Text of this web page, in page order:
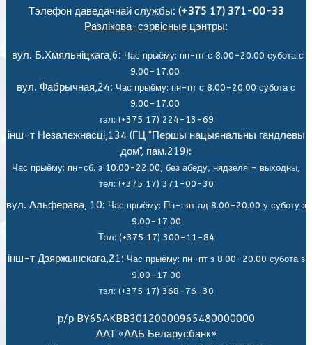
Тэлефон даведачнай службы: (+375 17) 371-00-33
Разлікова-сэрвісные цэнтры:
вул. Б.Хмяльніцкага,6: Час прыёму: пн-пт с 8.00-20.00 субота с
9.00-17.00
вул. Фабрычная,24: Час прыёму: пн-пт с 8.00-20.00 субота с
9.00-17.00
тэл: (+375 17) 224-13-69
інш-т Незалежнасці,134 (ГЦ "Першы нацыянальны гандлёвы
дом", пам.219):
Час прыёму: пн-сб. з 10.00-22.00, без абеду, нядзеля - выходны,
тел: (+375 17) 371-00-30
вул. Альферава, 10: Час прыёму: Пн-пят ад 8.00-20.00 у суботу з
9.00-17.00
Тэл: (+375 17) 300-11-84
інш-т Дзяржынскага,21: Час прыёму: пн-пт з 8.00-20.00 субота з
9.00-17.00
тэл: (+375 17) 368-76-30
р/р BY65AKBB30120000965480000000
ААТ «ААБ Беларусбанк»